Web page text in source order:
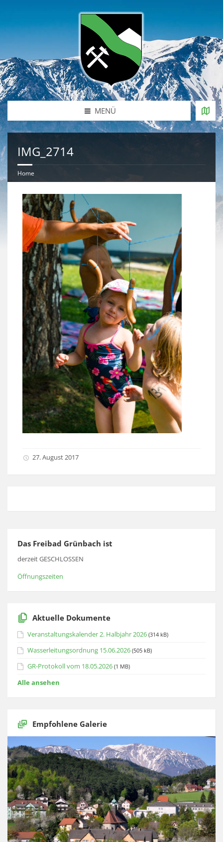
MENÜ
IMG_2714
Home
27. August 2017
Das Freibad Grünbach ist
derzeit GESCHLOSSEN
Öffnungszeiten
Aktuelle Dokumente
Veranstaltungskalender 2. Halbjahr 2026 (314 kB)
Wasserleitungsordnung 15.06.2026 (505 kB)
GR-Protokoll vom 18.05.2026 (1 MB)
Alle ansehen
Empfohlene Galerie